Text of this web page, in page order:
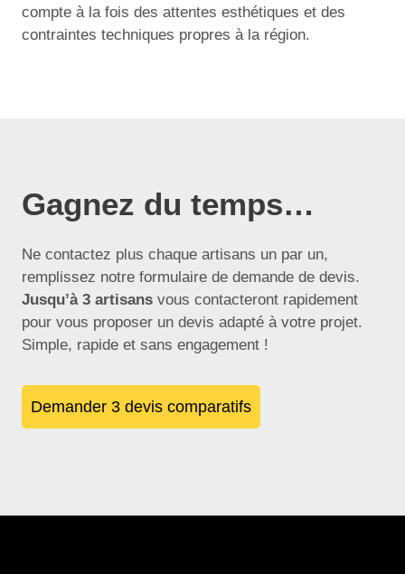
compte à la fois des attentes esthétiques et des
contraintes techniques propres à la région.
Gagnez du temps…
Ne contactez plus chaque artisans un par un,
remplissez notre formulaire de demande de devis.
Jusqu’à 3 artisans vous contacteront rapidement
pour vous proposer un devis adapté à votre projet.
Simple, rapide et sans engagement !
Demander 3 devis comparatifs